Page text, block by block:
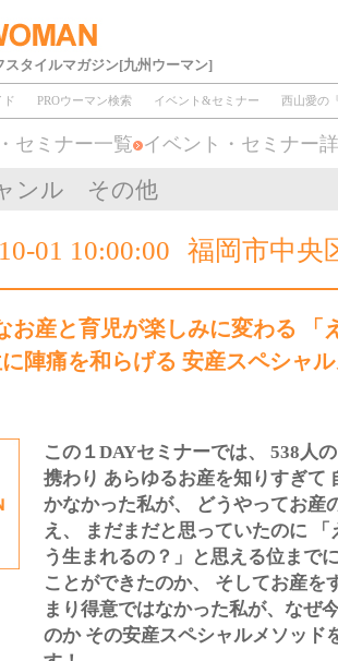
スタイルマガジン[九州ウーマン]
ド PROウーマン検索 イベント&セミナー 西山愛の
セミナー一覧 イベント・セミナ
ンル その他
01 10:00:00 福岡市中央
お産と育児が楽しみに変わる
陣痛を和らげる 安産スペシャ
この１DAYセミナーでは、 538人
携わり あらゆるお産を知りすぎて
かなかった私が、 どうやってお産
え、 まだまだと思っていたのに
う生まれるの？」と思える位まで
ことができたのか、 そしてお産を
まり得意ではなかった私が、なぜ
のか その安産スペシャルメソッド